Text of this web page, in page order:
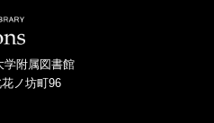
学附属図書館
ノ坊町96